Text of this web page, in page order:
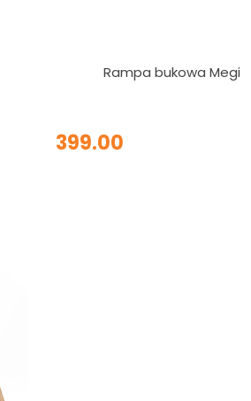
Rampa bukowa Megi
399.00